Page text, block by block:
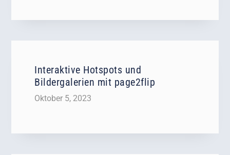
Interaktive Hotspots und
Bildergalerien mit page2flip
Oktober 5, 2023